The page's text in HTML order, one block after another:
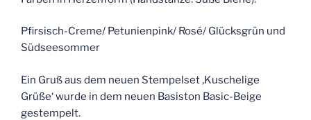
Pfirsisch-Creme/ Petunienpink/ Rosé/ Glücksgrün und
Südseesommer
Ein Gruß aus dem neuen Stempelset ‚Kuschelige
Grüße‘ wurde in dem neuen Basiston Basic-Beige
gestempelt.